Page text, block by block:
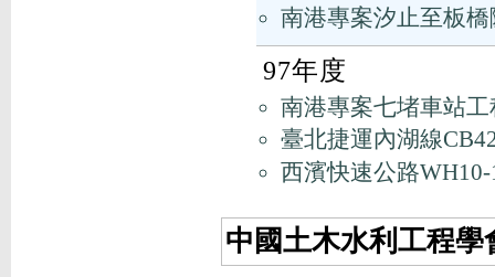
南港專案汐止至板
97年度
南港專案七堵車站
臺北捷運內湖線
西濱快速公路
中國土木水利工程